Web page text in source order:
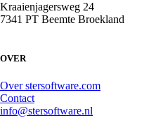
Kraaienjagersweg 24
7341 PT Beemte Broekland
OVER
Over stersoftware.com
Contact
info@stersoftware.nl